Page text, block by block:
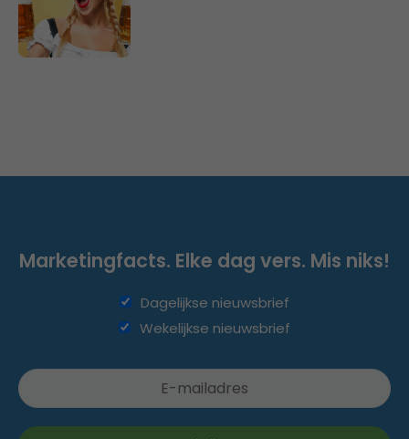
Marketingfacts. Elke dag vers. Mis niks!
Dagelijkse nieuwsbrief
Wekelijkse nieuwsbrief